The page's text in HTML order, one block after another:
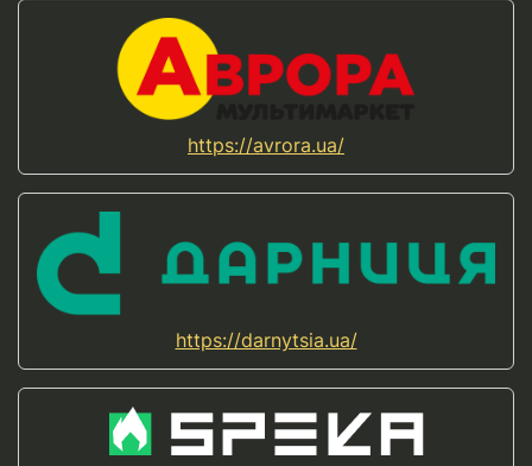
https://avrora.ua/
https://darnytsia.ua/